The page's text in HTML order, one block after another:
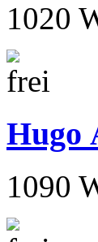
1020
Hugo
1090